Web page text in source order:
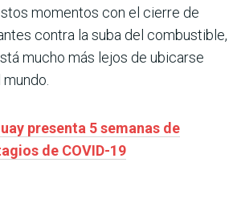
momentos con el cierre de
contra la suba del combustible,
mucho más lejos de ubicarse
presenta 5 semanas de
de COVID-19